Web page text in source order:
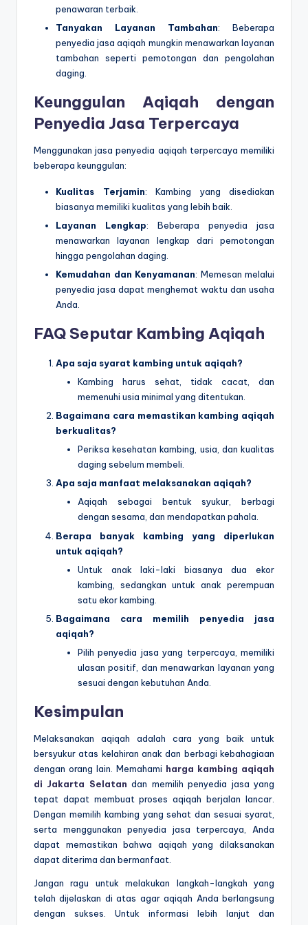
penawaran terbaik.
Tanyakan Layanan Tambahan: Beberapa
penyedia jasa aqiqah mungkin menawarkan layanan
tambahan seperti pemotongan dan pengolahan
daging.
Keunggulan Aqiqah dengan
Penyedia Jasa Terpercaya
Menggunakan jasa penyedia aqiqah terpercaya memiliki
beberapa keunggulan:
Kualitas Terjamin: Kambing yang disediakan
biasanya memiliki kualitas yang lebih baik.
Layanan Lengkap: Beberapa penyedia jasa
menawarkan layanan lengkap dari pemotongan
hingga pengolahan daging.
Kemudahan dan Kenyamanan: Memesan melalui
penyedia jasa dapat menghemat waktu dan usaha
Anda.
FAQ Seputar Kambing Aqiqah
Apa saja syarat kambing untuk aqiqah?
Kambing harus sehat, tidak cacat, dan
memenuhi usia minimal yang ditentukan.
Bagaimana cara memastikan kambing aqiqah
berkualitas?
Periksa kesehatan kambing, usia, dan kualitas
daging sebelum membeli.
Apa saja manfaat melaksanakan aqiqah?
Aqiqah sebagai bentuk syukur, berbagi
dengan sesama, dan mendapatkan pahala.
Berapa banyak kambing yang diperlukan
untuk aqiqah?
Untuk anak laki-laki biasanya dua ekor
kambing, sedangkan untuk anak perempuan
satu ekor kambing.
Bagaimana cara memilih penyedia jasa
aqiqah?
Pilih penyedia jasa yang terpercaya, memiliki
ulasan positif, dan menawarkan layanan yang
sesuai dengan kebutuhan Anda.
Kesimpulan
Melaksanakan aqiqah adalah cara yang baik untuk
bersyukur atas kelahiran anak dan berbagi kebahagiaan
dengan orang lain. Memahami harga kambing aqiqah
di Jakarta Selatan dan memilih penyedia jasa yang
tepat dapat membuat proses aqiqah berjalan lancar.
Dengan memilih kambing yang sehat dan sesuai syarat,
serta menggunakan penyedia jasa terpercaya, Anda
dapat memastikan bahwa aqiqah yang dilaksanakan
dapat diterima dan bermanfaat.
Jangan ragu untuk melakukan langkah-langkah yang
telah dijelaskan di atas agar aqiqah Anda berlangsung
dengan sukses. Untuk informasi lebih lanjut dan